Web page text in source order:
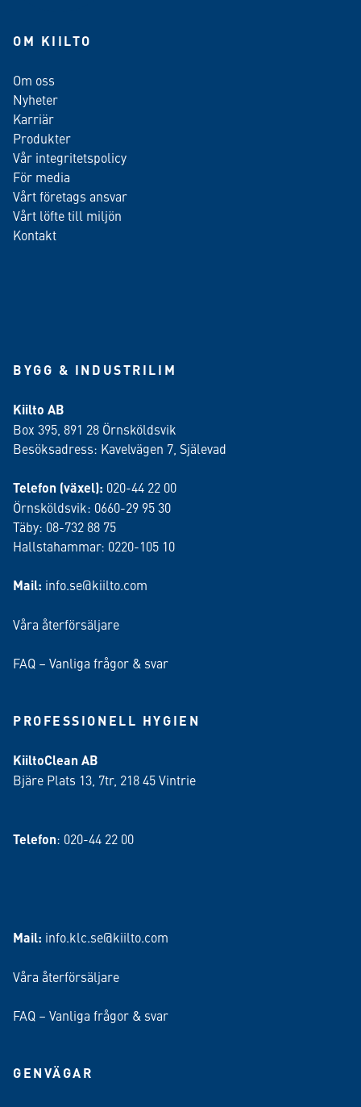
OM KIILTO
Om oss
Nyheter
Karriär
Produkter
Vår integritetspolicy
För media
Vårt företags ansvar
Vårt löfte till miljön
Kontakt
BYGG & INDUSTRILIM
Kiilto AB
Box 395, 891 28 Örnsköldsvik
Besöksadress: Kavelvägen 7, Själevad
Telefon (växel): 020-44 22 00
Örnsköldsvik: 0660-29 95 30
Täby: 08-732 88 75
Hallstahammar: 0220-105 10
Mail: info.se@kiilto.com
Våra återförsäljare
FAQ – Vanliga frågor & svar
PROFESSIONELL HYGIEN
KiiltoClean AB
Bjäre Plats 13, 7tr, 218 45 Vintrie
Telefon: 020-44 22 00
Mail: info.klc.se@kiilto.com
Våra återförsäljare
FAQ – Vanliga frågor & svar
GENVÄGAR